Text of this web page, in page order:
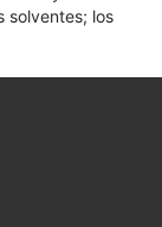
solventes; los